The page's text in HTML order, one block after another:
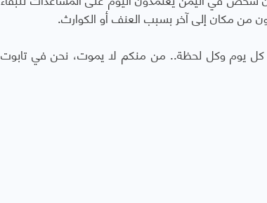
من مكان إلى آخر بسبب العنف أو الكوارث.
كل يوم وكل لحظة.. من منكم لا يموت، نحن في تابوت